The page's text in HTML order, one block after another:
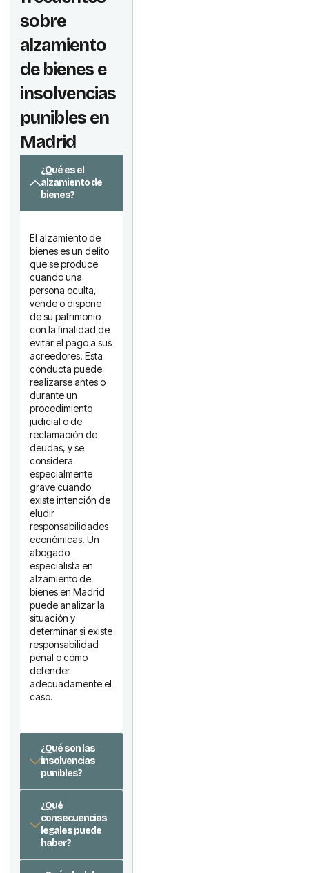
sobre
alzamiento
de bienes e
insolvencias
punibles en
Madrid
¿Qué es el
alzamiento de
bienes?
El alzamiento de
bienes es un delito
que se produce
cuando una
persona oculta,
vende o dispone
de su patrimonio
con la finalidad de
evitar el pago a sus
acreedores. Esta
conducta puede
realizarse antes o
durante un
procedimiento
judicial o de
reclamación de
deudas, y se
considera
especialmente
grave cuando
existe intención de
eludir
responsabilidades
económicas. Un
abogado
especialista en
alzamiento de
bienes en Madrid
puede analizar la
situación y
determinar si existe
responsabilidad
penal o cómo
defender
adecuadamente el
caso.
¿Qué son las
insolvencias
punibles?
¿Qué
consecuencias
legales puede
haber?